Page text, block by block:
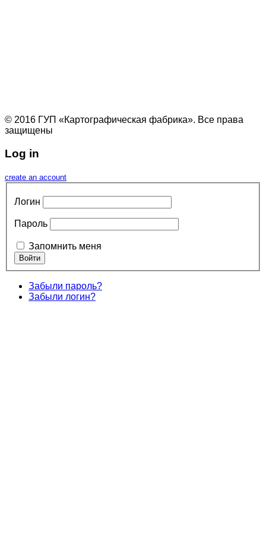
© 2016 ГУП «Картографическая фабрика». Все права
защищены
Log in
create an account
Логин
Пароль
Запомнить меня
Забыли пароль?
Забыли логин?